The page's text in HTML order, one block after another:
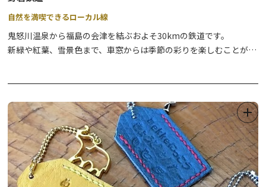
自然を満喫できるローカル線
鬼怒川温泉から福島の会津を結ぶおよそ30kmの鉄道です。
新緑や紅葉、雪景色まで、車窓からは季節の彩りを楽しむことが出